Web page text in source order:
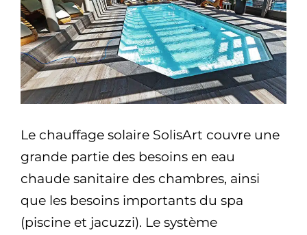
Le chauffage solaire SolisArt couvre une
grande partie des besoins en eau
chaude sanitaire des chambres, ainsi
que les besoins importants du spa
(piscine et jacuzzi). Le système